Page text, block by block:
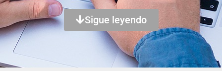
Sigue leyendo